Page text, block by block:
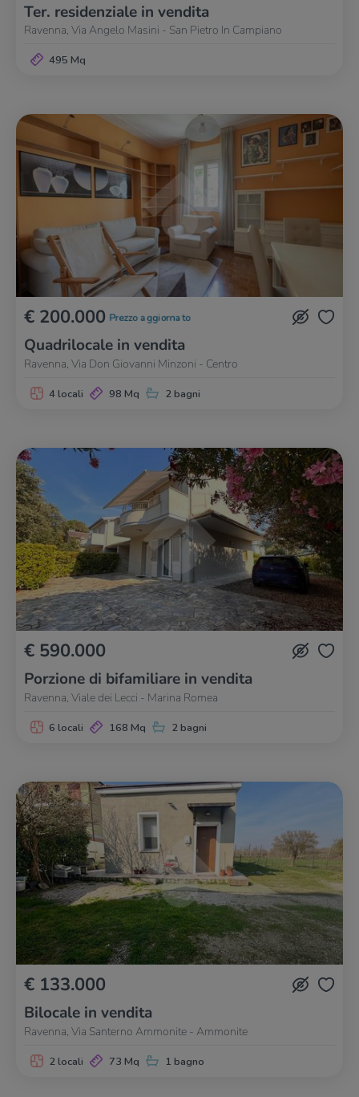
Ter. residenziale in vendita
Ravenna, Via Angelo Masini - San Pietro In Campiano
495 Mq
€ 200.000 Prezzo aggiornato
Quadrilocale in vendita
Ravenna, Via Don Giovanni Minzoni - Centro
4 locali 98 Mq 2 bagni
€ 590.000
Porzione di bifamiliare in vendita
Ravenna, Viale dei Lecci - Marina Romea
6 locali 168 Mq 2 bagni
€ 133.000
Bilocale in vendita
Ravenna, Via Santerno Ammonite - Ammonite
2 locali 73 Mq 1 bagno